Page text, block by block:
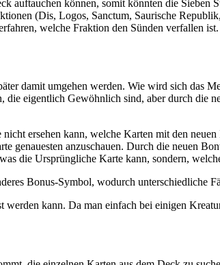
auftauchen können, somit könnten die Sieben
(Dis, Logos, Sanctum, Saurische
welche Fraktion den Sünden verfallen ist.
damit umgehen werden. Wie wird sich das
eigentlich Gewöhnlich sind, aber durch die
ersehen kann, welche Karten mit den
genauesten anzuschauen. Durch die neuen
die Ursprüngliche Karte kann, sondern,
Bonus-Symbol, wodurch unterschiedliche
werden kann. Da man einfach bei einigen